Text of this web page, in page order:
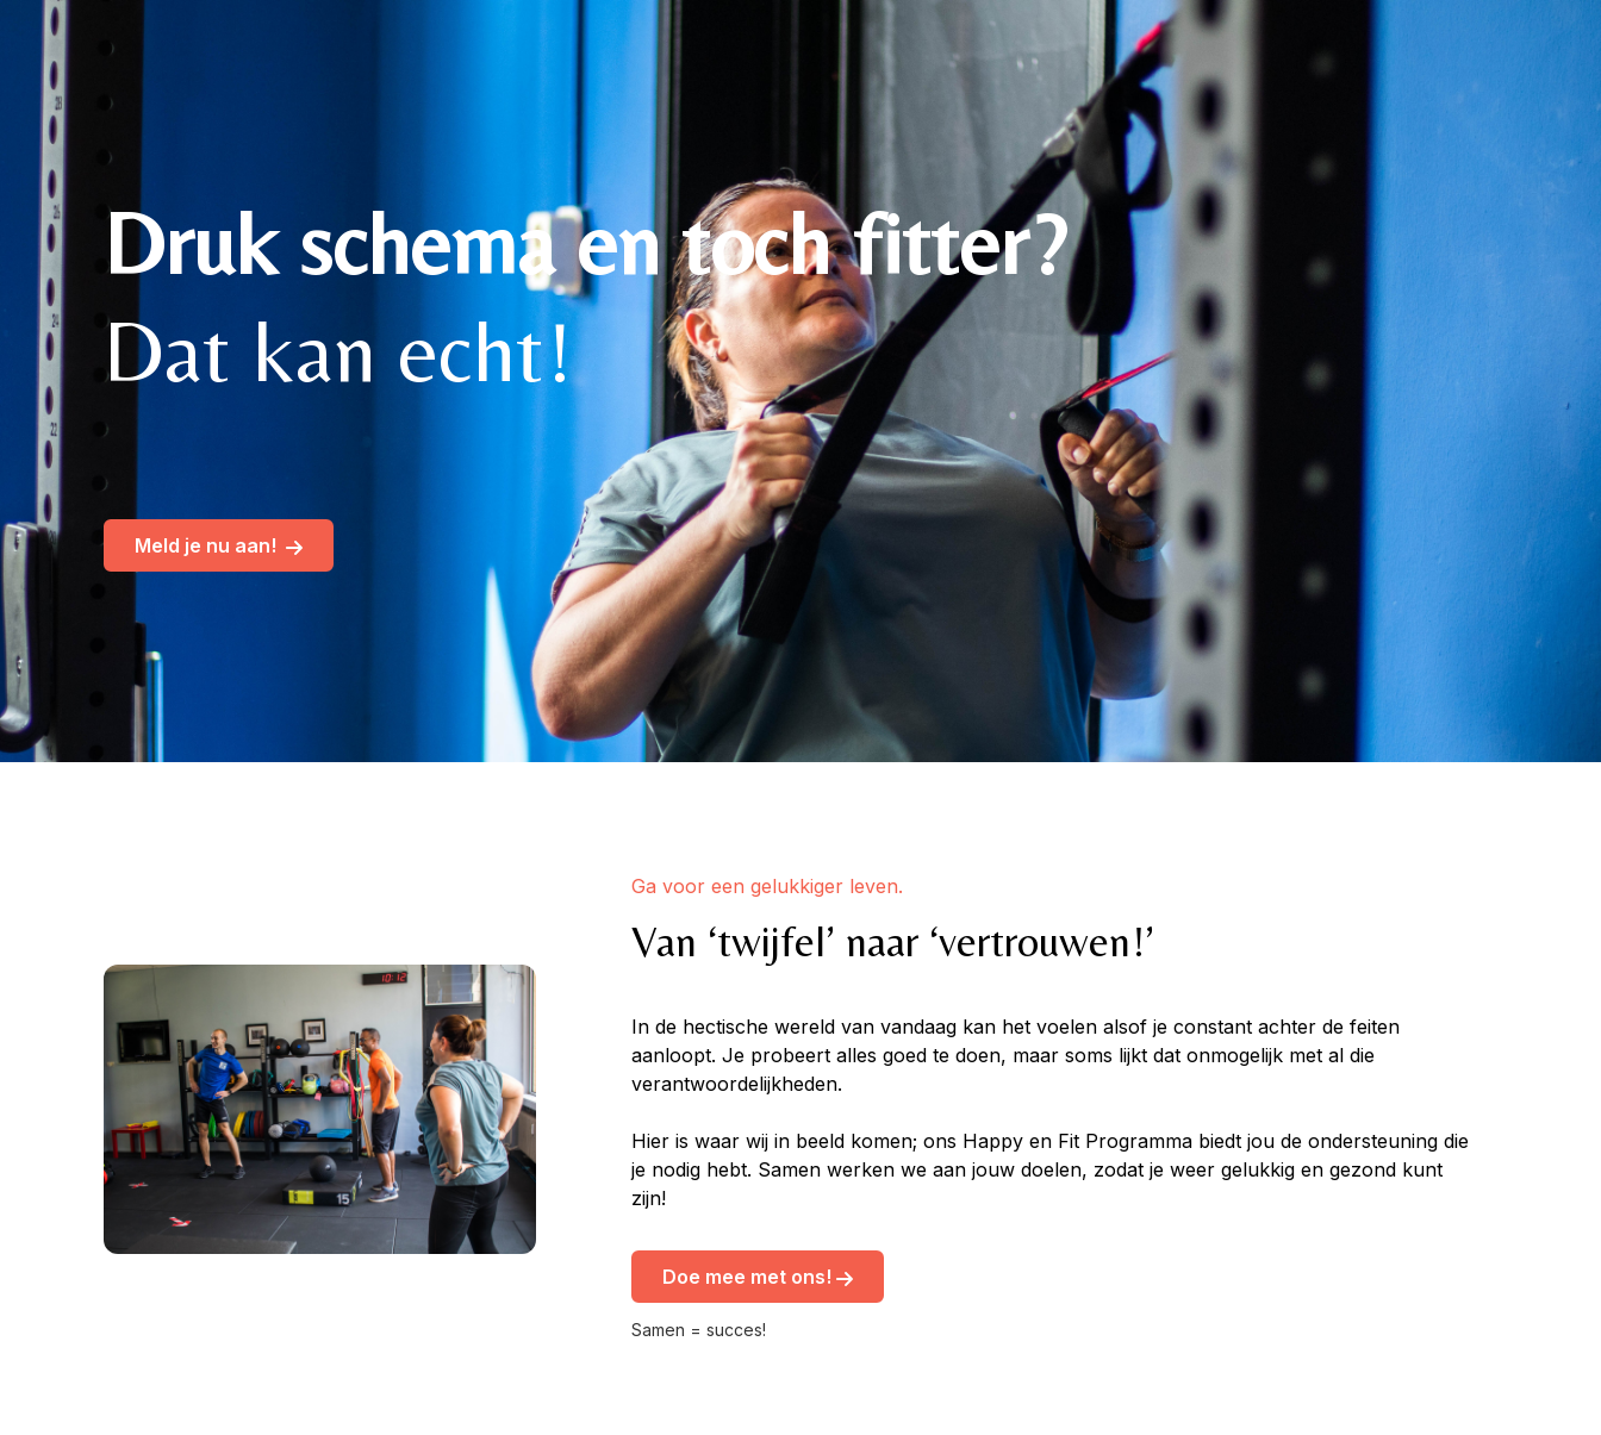
Druk schema en toch fitter?
Dat kan echt!
Meld je nu aan!
Ga voor een gelukkiger leven.
Van ‘twijfel’ naar ‘vertrouwen!’
In de hectische wereld van vandaag kan het voelen alsof je constant achter de feiten
aanloopt. Je probeert alles goed te doen, maar soms lijkt dat onmogelijk met al die
verantwoordelijkheden.
Hier is waar wij in beeld komen; ons Happy en Fit Programma biedt jou de ondersteuning die
je nodig hebt. Samen werken we aan jouw doelen, zodat je weer gelukkig en gezond kunt
zijn!
Doe mee met ons!
Samen = succes!